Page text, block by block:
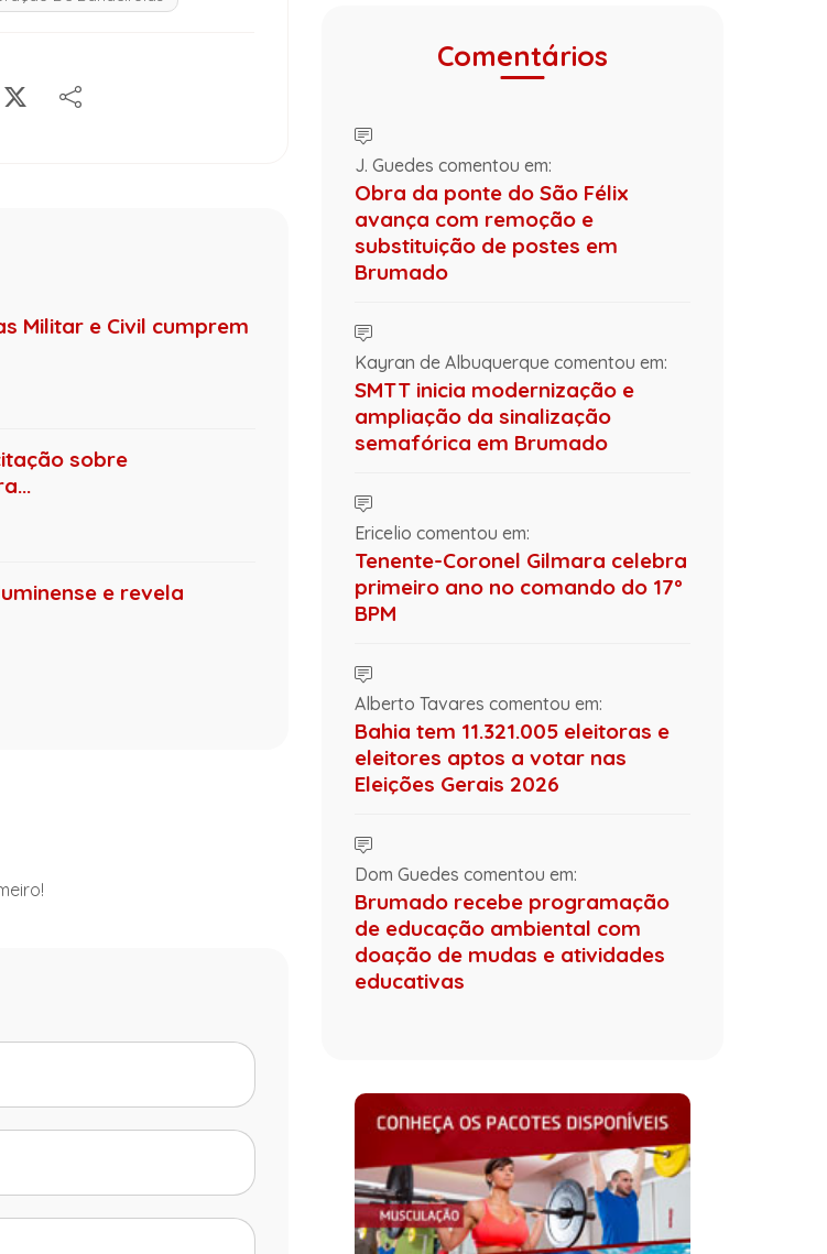
Militar e Civil cumprem
sobre
e revela
Comentários
J. Guedes comentou em:
Obra da ponte do São Félix
avança com remoção e
substituição de postes em
Brumado
Kayran de Albuquerque comentou em:
SMTT inicia modernização e
ampliação da sinalização
semafórica em Brumado
Ericelio comentou em:
Tenente-Coronel Gilmara celebra
primeiro ano no comando do 17º
BPM
Alberto Tavares comentou em:
Bahia tem 11.321.005 eleitoras e
eleitores aptos a votar nas
Eleições Gerais 2026
Dom Guedes comentou em:
Brumado recebe programação
de educação ambiental com
doação de mudas e atividades
educativas